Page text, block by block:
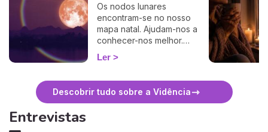
Os nodos lunares
encontram-se no nosso
mapa natal. Ajudam-nos a
conhecer-nos melhor.
Descubra os seus
significados e
Ler
Descobrir tudo sobre a Vidência
Entrevistas